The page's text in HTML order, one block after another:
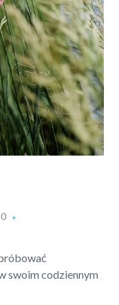
swoim codziennym